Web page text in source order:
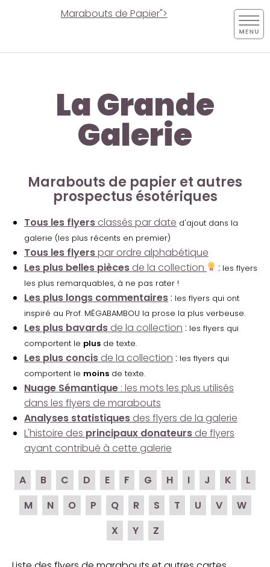
Marabouts de Papier">
La Grande
Galerie
Marabouts de papier et autres
prospectus ésotériques
Tous les flyers classés par date d'ajout dans la
galerie (les plus récents en premier)
Tous les flyerspar ordre alphabétique
Les plus belles pièces de la collection : les flyers
les plus remarquables, à ne pas rater !
Les plus longs commentaires : les flyers qui ont
inspiré au Prof. MÉGABAMBOU la prose la plus verbeuse.
Les plus bavards de la collection : les flyers qui
comportent le plus de texte.
Les plus concis de la collection : les flyers qui
comportent le moins de texte.
Nuage Sémantique : les mots les plus utilisés
dans les flyers de marabouts
Analyses statistiques des flyers de la galerie
L'histoire des principaux donateurs de flyers
ayant contribué à cette galerie
A B C D E F G H I J K
L
M
N O P Q R S T U V
W
X
Y Z